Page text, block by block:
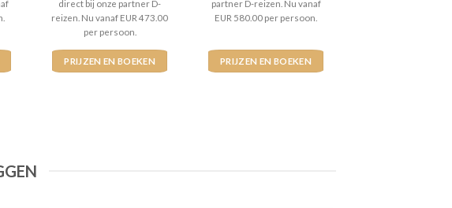
direct bij onze partner D-
reizen. Nu vanaf EUR 473.00
per persoon.
PRIJZEN EN BOEKEN
partner D-reizen. Nu vanaf
EUR 580.00 per persoon.
PRIJZEN EN BOEKEN